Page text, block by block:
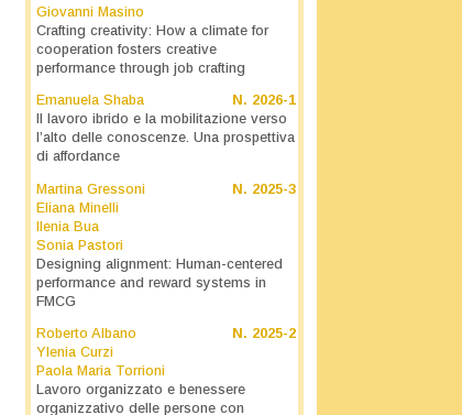
Giovanni Masino
Crafting creativity: How a climate for
cooperation fosters creative
performance through job crafting
N. 2026-1
Emanuela Shaba
Il lavoro ibrido e la mobilitazione verso
l’alto delle conoscenze. Una prospettiva
di affordance
N. 2025-3
Martina Gressoni
Eliana Minelli
Ilenia Bua
Sonia Pastori
Designing alignment: Human-centered
performance and reward systems in
FMCG
N. 2025-2
Roberto Albano
Ylenia Curzi
Paola Maria Torrioni
Lavoro organizzato e benessere
organizzativo delle persone con